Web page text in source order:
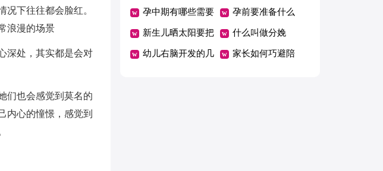
下往往都会脸红。
浪漫的场景
深处，其实都是会对
们也会感觉到莫名的
内心的憧憬，感觉到
体会范文（精选5
篇）
候开始看有哪些好
处
孕中期有哪些需要
注意的事项
孕前要准备什么
新生儿晒太阳要把
衣服脱了吗
什么叫做分娩
幼儿右脑开发的几 家长如何巧避陪